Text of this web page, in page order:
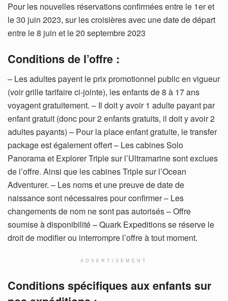
Pour les nouvelles réservations confirmées entre le 1er et
le 30 juin 2023, sur les croisières avec une date de départ
entre le 8 juin et le 20 septembre 2023
Conditions de l’offre :
– Les adultes payent le prix promotionnel public en vigueur
(voir grille tarifaire ci-jointe), les enfants de 8 à 17 ans
voyagent gratuitement. – Il doit y avoir 1 adulte payant par
enfant gratuit (donc pour 2 enfants gratuits, il doit y avoir 2
adultes payants) – Pour la place enfant gratuite, le transfer
package est également offert – Les cabines Solo
Panorama et Explorer Triple sur l’Ultramarine sont exclues
de l’offre. Ainsi que les cabines Triple sur l’Ocean
Adventurer. – Les noms et une preuve de date de
naissance sont nécessaires pour confirmer – Les
changements de nom ne sont pas autorisés – Offre
soumise à disponibilité – Quark Expeditions se réserve le
droit de modifier ou interrompre l’offre à tout moment.
ADVERTISEMENT
Conditions spécifiques aux enfants sur